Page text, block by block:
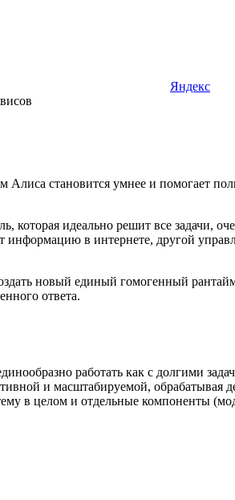
Яндекс
становится умнее и помогает
которая идеально решит все задачи,
в интернете, другой
новый единый гомогенный
ответа.
работать как с долгими
и масштабируемой, обрабатывая
в целом и отдельные компоненты